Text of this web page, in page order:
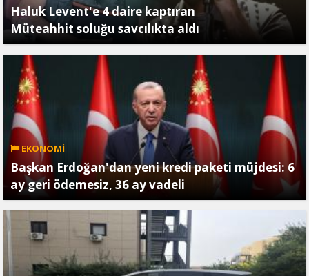
Haluk Levent'e 4 daire kaptıran
Müteahhit soluğu savcılıkta aldı
EKONOMİ
Başkan Erdoğan'dan yeni kredi paketi müjdesi: 6
ay geri ödemesiz, 36 ay vadeli